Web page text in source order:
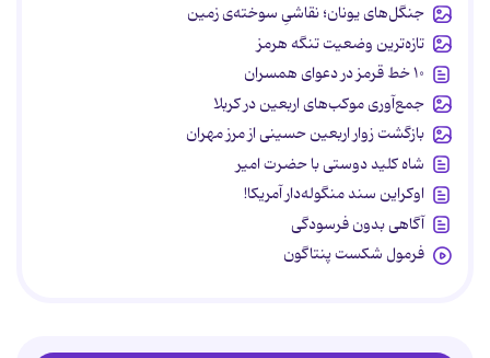
جنگل‌های یونان؛ نقاشیِ سوخته‌ی زمین
تازه‌ترین وضعیت تنگه هرمز
۱۰ خط قرمز در دعوای همسران
جمع‌آوری موکب‌های اربعین در کربلا
بازگشت زوار اربعین حسینی از مرز مهران
شاه کلید دوستی با حضرت امیر
اوکراین سند منگوله‌دار آمریکا!
آگاهی بدون فرسودگی
فرمول شکست پنتاگون